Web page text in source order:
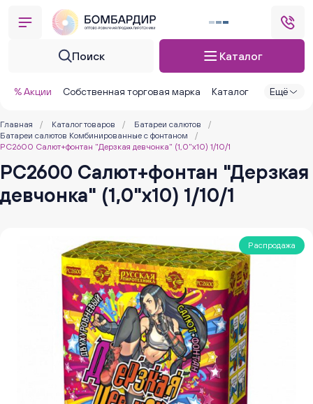
Поиск Каталог
% Акции Собственная торговая марка Каталог Ещё
Главная / Каталог товаров / Батареи салютов
/
Батареи салютов Комбинированные с фонтаном
/
РС2600 Салют+фонтан "Дерзкая девчонка" (1,0"х10) 1/10/1
РС2600 Салют+фонтан "Дерзкая
девчонка" (1,0"х10) 1/10/1
Распродажа